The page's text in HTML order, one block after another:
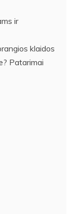
ir
klaidos
Patarimai